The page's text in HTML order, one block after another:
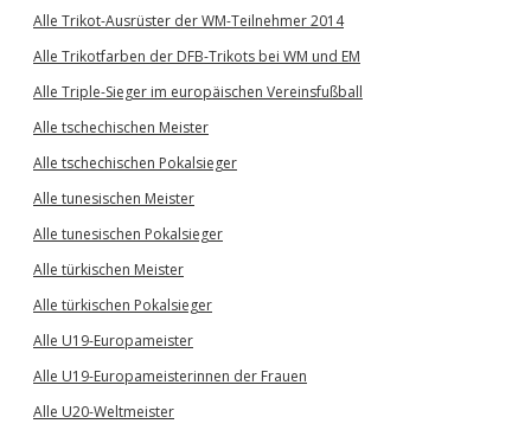
Alle Trikot-Ausrüster der WM-Teilnehmer 2014
Alle Trikotfarben der DFB-Trikots bei WM und EM
Alle Triple-Sieger im europäischen Vereinsfußball
Alle tschechischen Meister
Alle tschechischen Pokalsieger
Alle tunesischen Meister
Alle tunesischen Pokalsieger
Alle türkischen Meister
Alle türkischen Pokalsieger
Alle U19-Europameister
Alle U19-Europameisterinnen der Frauen
Alle U20-Weltmeister